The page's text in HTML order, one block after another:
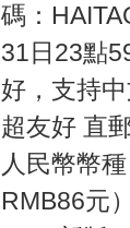
碼：
31日23點
好，支持
超友好 直
人民幣幣
RMB86元